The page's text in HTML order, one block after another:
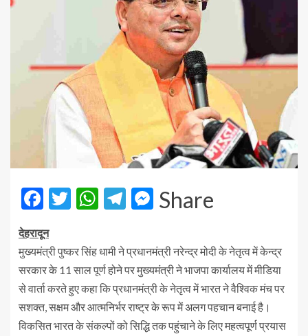
Facebook
Twitter
WhatsApp
Telegram
Messenger
Share
देहरादून
मुख्यमंत्री पुष्कर सिंह धामी ने प्रधानमंत्री नरेन्द्र मोदी के नेतृत्व में केन्द्र
सरकार के 11 साल पूर्ण होने पर मुख्यमंत्री ने भाजपा कार्यालय में मीडिया
से वार्ता करते हुए कहा कि प्रधानमंत्री के नेतृत्व में भारत ने वैश्विक मंच पर
सशक्त, सक्षम और आत्मनिर्भर राष्ट्र के रूप में अलग पहचान बनाई है।
विकसित भारत के संकल्पों को सिद्धि तक पहुंचाने के लिए महत्वपूर्ण प्रयास